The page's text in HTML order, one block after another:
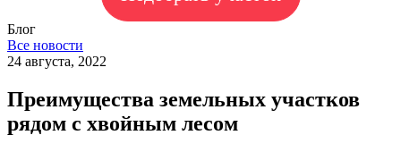
Блог
Все новости
24 августа, 2022
Преимущества земельных участков
рядом с хвойным лесом